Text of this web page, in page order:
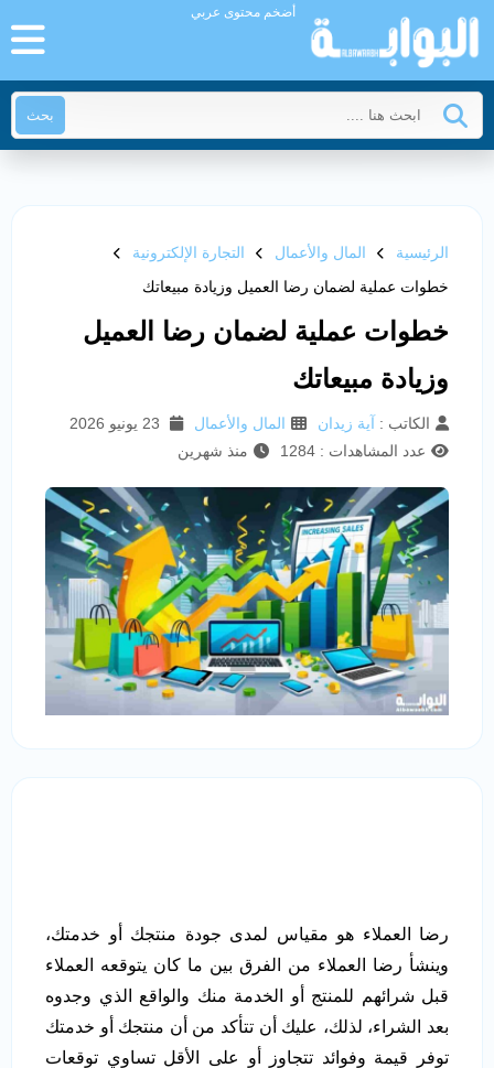
أضخم محتوى عربي
بحث
الرئيسية المال والأعمال
التجارة الإلكترونية
خطوات عملية لضمان رضا العميل وزيادة مبيعاتك
خطوات عملية لضمان رضا العميل
وزيادة مبيعاتك
الكاتب : آية زيدان المال والأعمال
عدد المشاهدات : 1284
منذ شهرين
رضا العملاء هو مقياس لمدى جودة منتجك أو خدمتك،
وينشأ رضا العملاء من الفرق بين ما كان يتوقعه العملاء
قبل شرائهم للمنتج أو الخدمة منك والواقع الذي وجدوه
بعد الشراء، لذلك، عليك أن تتأكد من أن منتجك أو خدمتك
توفر قيمة وفوائد تتجاوز أو على الأقل تساوي توقعات